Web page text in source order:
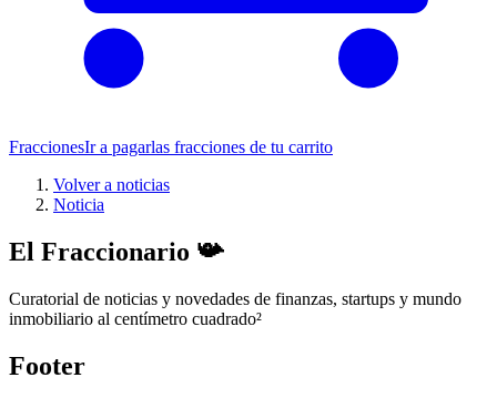
FraccionesIr a pagarlas fracciones de tu carrito
Volver a noticias
Noticia
El Fraccionario 📯
Curatorial de noticias y novedades de finanzas, startups y mundo
inmobiliario al centímetro cuadrado²
Footer